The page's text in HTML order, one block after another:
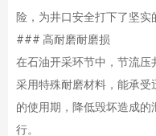
险，为井口安全打下了坚实
### 高耐磨耐磨损
在石油开采环节中，节流压
采用特殊耐磨材料，能承受
的使用期，降低毁坏造成
行。